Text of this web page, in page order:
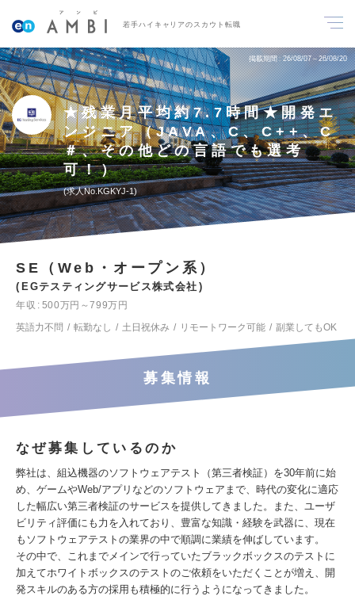
若手ハイキャリアのスカウト転職
掲載期間 26/08/07～26/08/20
★残業月平均約7.7時間★開発エ
ンジニア（JAVA、C、C++、C
＃、その他どの言語でも選考
可！）
求人No.KGKYJ-1
SE（Web・オープン系）
EGテスティングサービス株式会社
年収
500万円～799万円
英語力不問
転勤なし 土日祝休み リモートワーク可能 副業してもOK
募集情報
なぜ募集しているのか
弊社は、組込機器のソフトウェアテスト（第三者検証）を30年前に始
め、ゲームやWeb/アプリなどのソフトウェアまで、時代の変化に適応
した幅広い第三者検証のサービスを提供してきました。また、ユーザ
ビリティ評価にも力を入れており、豊富な知識・経験を武器に、現在
もソフトウェアテストの業界の中で順調に業績を伸ばしています。
その中で、これまでメインで行っていたブラックボックスのテストに
加えてホワイトボックスのテストのご依頼をいただくことが増え、開
発スキルのある方の採用も積極的に行うようになってきました。